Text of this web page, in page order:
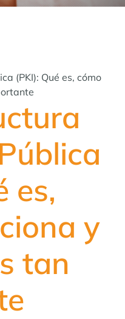
(PKI): Qué es, cómo
es,
y
tan